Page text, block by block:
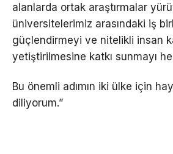
alanlarda ortak araştırmalar
üniversitelerimiz arasındaki iş
güçlendirmeyi ve nitelikli insan
yetiştirilmesine katkı sunmayı
Bu önemli adımın iki ülke için
diliyorum.”